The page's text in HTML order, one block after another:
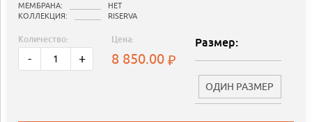
МЕМБРАНА:
НЕТ
КОЛЛЕКЦИЯ:
RISERVA
Количество:
- +
Цена:
8 850.00
Размер:
ОДИН РАЗМЕР